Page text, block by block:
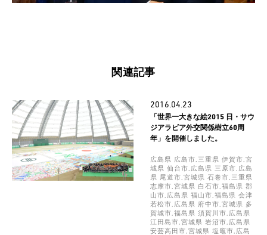
関連記事
2016.04.23
「世界一大きな絵2015 日・サウ
ジアラビア外交関係樹立60周
年」を開催しました。
広島県 広島市,三重県 伊賀市,宮
城県 仙台市,広島県 三原市,広島
県 尾道市,宮城県 石巻市,三重県
志摩市,宮城県 白石市,福島県 郡
山市,広島県 福山市,福島県 会津
若松市,広島県 府中市,宮城県 多
賀城市,福島県 須賀川市,広島県
江田島市,宮城県 岩沼市,広島県
安芸高田市,宮城県 塩竈市,広島